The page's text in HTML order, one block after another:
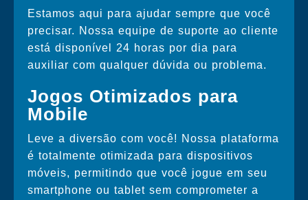
Estamos aqui para ajudar sempre que você
precisar. Nossa equipe de suporte ao cliente
está disponível 24 horas por dia para
auxiliar com qualquer dúvida ou problema.
Jogos Otimizados para
Mobile
Leve a diversão com você! Nossa plataforma
é totalmente otimizada para dispositivos
móveis, permitindo que você jogue em seu
smartphone ou tablet sem comprometer a